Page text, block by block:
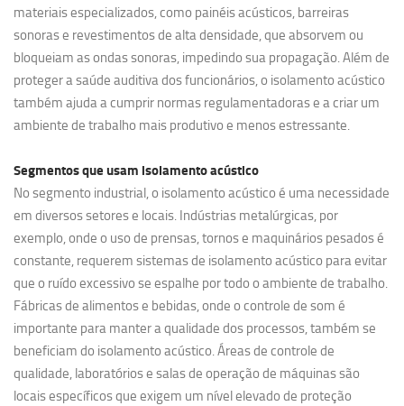
materiais especializados, como painéis acústicos, barreiras
sonoras e revestimentos de alta densidade, que absorvem ou
bloqueiam as ondas sonoras, impedindo sua propagação. Além de
proteger a saúde auditiva dos funcionários, o isolamento acústico
também ajuda a cumprir normas regulamentadoras e a criar um
ambiente de trabalho mais produtivo e menos estressante.
Segmentos que usam isolamento acústico
No segmento industrial, o isolamento acústico é uma necessidade
em diversos setores e locais. Indústrias metalúrgicas, por
exemplo, onde o uso de prensas, tornos e maquinários pesados é
constante, requerem sistemas de isolamento acústico para evitar
que o ruído excessivo se espalhe por todo o ambiente de trabalho.
Fábricas de alimentos e bebidas, onde o controle de som é
importante para manter a qualidade dos processos, também se
beneficiam do isolamento acústico. Áreas de controle de
qualidade, laboratórios e salas de operação de máquinas são
locais específicos que exigem um nível elevado de proteção